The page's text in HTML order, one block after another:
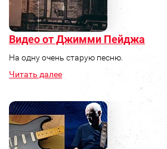
Видео от Джимми Пейджа
На одну очень старую песню.
Читать далее